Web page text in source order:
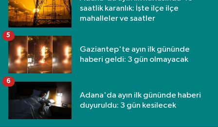
saatlik karanlık: İşte ilçe ilçe
mahalleler ve saatler
Gaziantep'te ayın ilk gününde
haberi geldi: 3 gün olmayacak
5
Adana'da ayın ilk gününde haberi
duyuruldu: 3 gün kesilecek
6